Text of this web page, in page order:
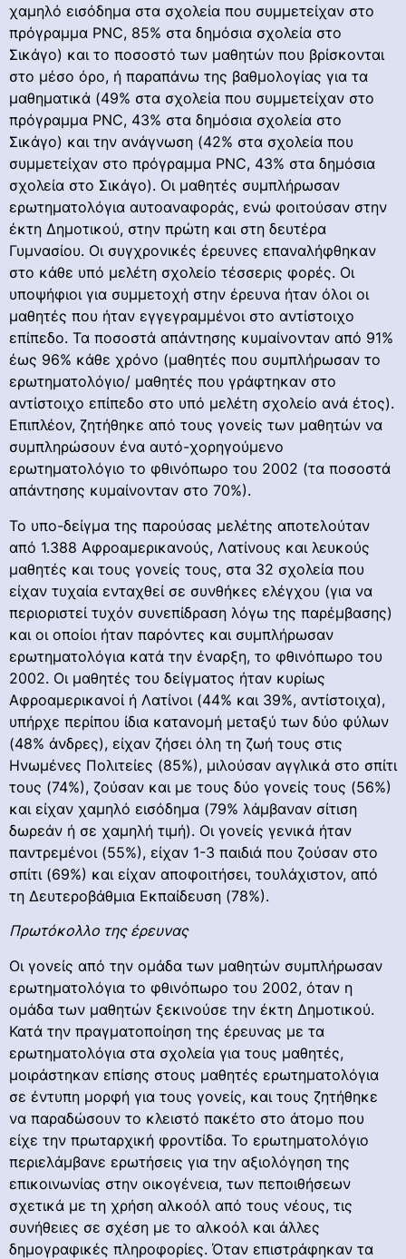
χαμηλό εισόδημα στα σχολεία που συμμετείχαν στο
πρόγραμμα PNC, 85% στα δημόσια σχολεία στο
Σικάγο) και το ποσοστό των μαθητών που βρίσκονται
στο μέσο όρο, ή παραπάνω της βαθμολογίας για τα
μαθηματικά (49% στα σχολεία που συμμετείχαν στο
πρόγραμμα PNC, 43% στα δημόσια σχολεία στο
Σικάγο) και την ανάγνωση (42% στα σχολεία που
συμμετείχαν στο πρόγραμμα PNC, 43% στα δημόσια
σχολεία στο Σικάγο). Οι μαθητές συμπλήρωσαν
ερωτηματολόγια αυτοαναφοράς, ενώ φοιτούσαν στην
έκτη Δημοτικού, στην πρώτη και στη δευτέρα
Γυμνασίου. Οι συγχρονικές έρευνες επαναλήφθηκαν
στο κάθε υπό μελέτη σχολείο τέσσερις φορές. Οι
υποψήφιοι για συμμετοχή στην έρευνα ήταν όλοι οι
μαθητές που ήταν εγγεγραμμένοι στο αντίστοιχο
επίπεδο. Τα ποσοστά απάντησης κυμαίνονταν από 91%
έως 96% κάθε χρόνο (μαθητές που συμπλήρωσαν το
ερωτηματολόγιο/ μαθητές που γράφτηκαν στο
αντίστοιχο επίπεδο στο υπό μελέτη σχολείο ανά έτος).
Επιπλέον, ζητήθηκε από τους γονείς των μαθητών να
συμπληρώσουν ένα αυτό-χορηγούμενο
ερωτηματολόγιο το φθινόπωρο του 2002 (τα ποσοστά
απάντησης κυμαίνονταν στο 70%).
Το υπο-δείγμα της παρούσας μελέτης αποτελούταν
από 1.388 Αφροαμερικανούς, Λατίνους και λευκούς
μαθητές και τους γονείς τους, στα 32 σχολεία που
είχαν τυχαία ενταχθεί σε συνθήκες ελέγχου (για να
περιοριστεί τυχόν συνεπίδραση λόγω της παρέμβασης)
και οι οποίοι ήταν παρόντες και συμπλήρωσαν
ερωτηματολόγια κατά την έναρξη, το φθινόπωρο του
2002. Οι μαθητές του δείγματος ήταν κυρίως
Αφροαμερικανοί ή Λατίνοι (44% και 39%, αντίστοιχα),
υπήρχε περίπου ίδια κατανομή μεταξύ των δύο φύλων
(48% άνδρες), είχαν ζήσει όλη τη ζωή τους στις
Ηνωμένες Πολιτείες (85%), μιλούσαν αγγλικά στο σπίτι
τους (74%), ζούσαν και με τους δύο γονείς τους (56%)
και είχαν χαμηλό εισόδημα (79% λάμβαναν σίτιση
δωρεάν ή σε χαμηλή τιμή). Οι γονείς γενικά ήταν
παντρεμένοι (55%), είχαν 1-3 παιδιά που ζούσαν στο
σπίτι (69%) και είχαν αποφοιτήσει, τουλάχιστον, από
τη Δευτεροβάθμια Εκπαίδευση (78%).
Πρωτόκολλο της έρευνας
Οι γονείς από την ομάδα των μαθητών συμπλήρωσαν
ερωτηματολόγια το φθινόπωρο του 2002, όταν η
ομάδα των μαθητών ξεκινούσε την έκτη Δημοτικού.
Κατά την πραγματοποίηση της έρευνας με τα
ερωτηματολόγια στα σχολεία για τους μαθητές,
μοιράστηκαν επίσης στους μαθητές ερωτηματολόγια
σε έντυπη μορφή για τους γονείς, και τους ζητήθηκε
να παραδώσουν το κλειστό πακέτο στο άτομο που
είχε την πρωταρχική φροντίδα. Το ερωτηματολόγιο
περιελάμβανε ερωτήσεις για την αξιολόγηση της
επικοινωνίας στην οικογένεια, των πεποιθήσεων
σχετικά με τη χρήση αλκοόλ από τους νέους, τις
συνήθειες σε σχέση με το αλκοόλ και άλλες
δημογραφικές πληροφορίες. Όταν επιστράφηκαν τα